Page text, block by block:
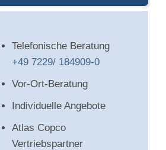
Telefonische Beratung
+49 7229/ 184909-0
Vor-Ort-Beratung
Individuelle Angebote
Atlas Copco
Vertriebspartner